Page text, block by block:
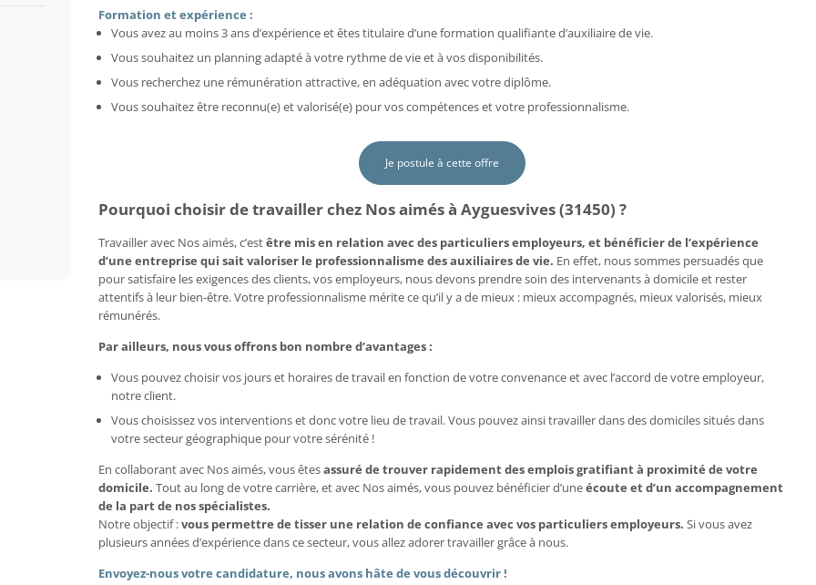
Formation et expérience :
Vous avez au moins 3 ans d’expérience et êtes titulaire d’une formation qualifiante d’auxiliaire de vie.
Vous souhaitez un planning adapté à votre rythme de vie et à vos disponibilités.
Vous recherchez une rémunération attractive, en adéquation avec votre diplôme.
Vous souhaitez être reconnu(e) et valorisé(e) pour vos compétences et votre professionnalisme.
Je postule à cette offre
Pourquoi choisir de travailler chez Nos aimés à Ayguesvives (31450) ?
Travailler avec Nos aimés, c’estêtre mis en relation avec des particuliers employeurs, et bénéficier de l’expérience
d’une entreprise qui sait valoriser le professionnalisme des auxiliaires de vie. En effet, nous sommes persuadés que
pour satisfaire les exigences des clients, vos employeurs, nous devons prendre soin des intervenants à domicile et rester
attentifs à leur bien-être. Votre professionnalisme mérite ce qu’il y a de mieux : mieux accompagnés, mieux valorisés, mieux
rémunérés.
Par ailleurs, nous vous offrons bon nombre d’avantages :
Vous pouvez choisir vos jours et horaires de travail en fonction de votre convenance et avec l’accord de votre employeur,
notre client.
Vous choisissez vos interventions et donc votre lieu de travail. Vous pouvez ainsi travailler dans des domiciles situés dans
votre secteur géographique pour votre sérénité !
En collaborant avec Nos aimés, vous êtesassuré de trouver rapidement des emplois gratifiant à proximité de votre
domicile. Tout au long de votre carrière, et avec Nos aimés, vous pouvez bénéficier d’uneécoute et d’un accompagnement
de la part de nos spécialistes.
Notre objectif :vous permettre de tisser une relation de confiance avec vos particuliers employeurs. Si vous avez
plusieurs années d’expérience dans ce secteur, vous allez adorer travailler grâce à nous.
Envoyez-nous votre candidature, nous avons hâte de vous découvrir !